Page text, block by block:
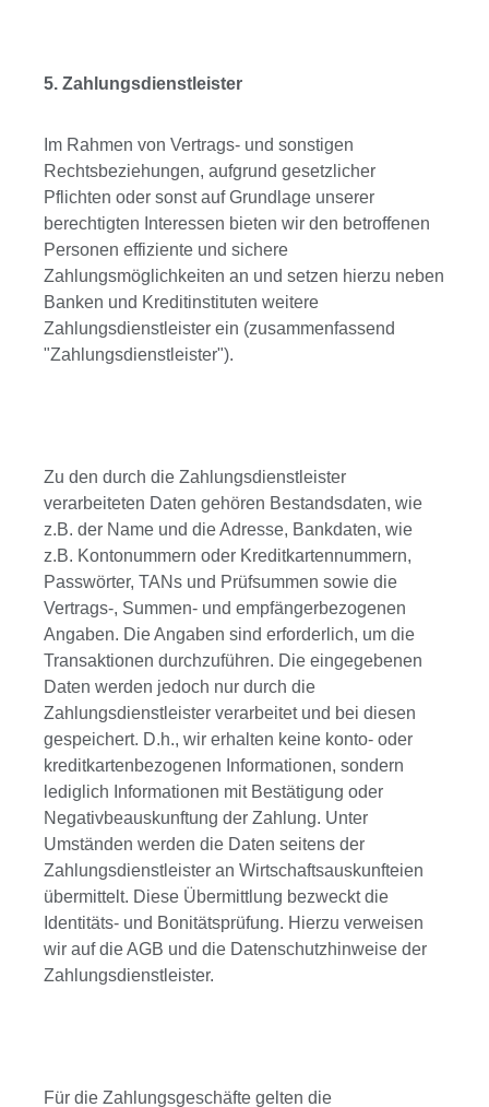
5. Zahlungsdienstleister
Im Rahmen von Vertrags- und sonstigen
Rechtsbeziehungen, aufgrund gesetzlicher
Pflichten oder sonst auf Grundlage unserer
berechtigten Interessen bieten wir den betroffenen
Personen effiziente und sichere
Zahlungsmöglichkeiten an und setzen hierzu neben
Banken und Kreditinstituten weitere
Zahlungsdienstleister ein (zusammenfassend
"Zahlungsdienstleister").
Zu den durch die Zahlungsdienstleister
verarbeiteten Daten gehören Bestandsdaten, wie
z.B. der Name und die Adresse, Bankdaten, wie
z.B. Kontonummern oder Kreditkartennummern,
Passwörter, TANs und Prüfsummen sowie die
Vertrags-, Summen- und empfängerbezogenen
Angaben. Die Angaben sind erforderlich, um die
Transaktionen durchzuführen. Die eingegebenen
Daten werden jedoch nur durch die
Zahlungsdienstleister verarbeitet und bei diesen
gespeichert. D.h., wir erhalten keine konto- oder
kreditkartenbezogenen Informationen, sondern
lediglich Informationen mit Bestätigung oder
Negativbeauskunftung der Zahlung. Unter
Umständen werden die Daten seitens der
Zahlungsdienstleister an Wirtschaftsauskunfteien
übermittelt. Diese Übermittlung bezweckt die
Identitäts- und Bonitätsprüfung. Hierzu verweisen
wir auf die AGB und die Datenschutzhinweise der
Zahlungsdienstleister.
Für die Zahlungsgeschäfte gelten die